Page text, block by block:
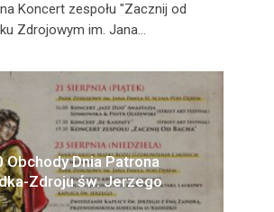
Koncert zespołu "Zacznij od
Zdrojowym im. Jana...
Obchody Dnia Patrona
Zdroju św. Jerzego